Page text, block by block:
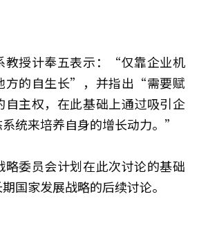
教授计奉五表示：“仅靠企业机
方的自生长”，并指出“需要赋
自主权，在此基础上通过吸引企
统来培养自身的增长动力。”
略委员会计划在此次讨论的基础
国家发展战略的后续讨论。